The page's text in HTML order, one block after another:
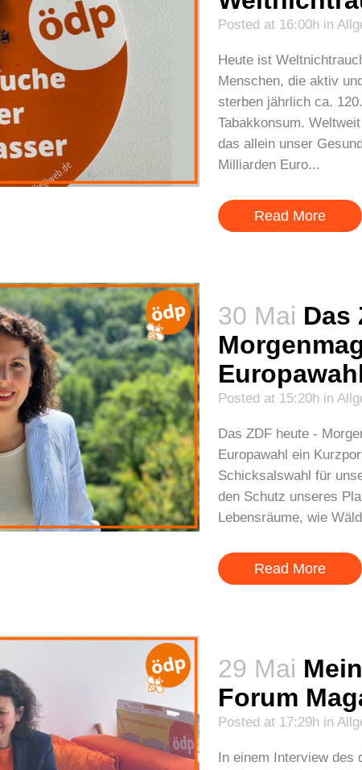
Posted at 16:00h in
Heute ist
Menschen, die aktiv
sterben jährlich ca.
Tabakkonsum.
das allein unser
Milliarden Euro...
Read More
30 Mai Das
Posted at 15:20h in
Das ZDF heute -
Europawahl ein
Schicksalswahl für
den Schutz unseres
Lebensräume, wie
Read More
29 Mai
Forum
Posted at 17:29h in
In einem Interview des